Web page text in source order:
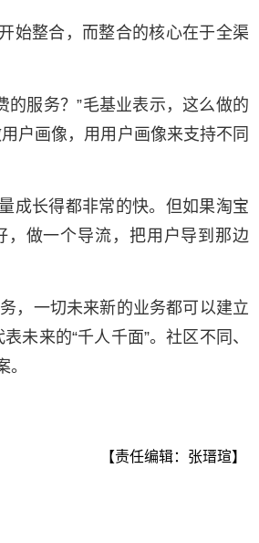
始整合，而整合的核心在于全渠
的服务？”毛基业表示，这么做的
户画像，用用户画像来支持不同
成长得都非常的快。但如果淘宝
，做一个导流，把用户导到那边
，一切未来新的业务都可以建立
未来的“千人千面”。社区不同、
【责任编辑：张瑨瑄】